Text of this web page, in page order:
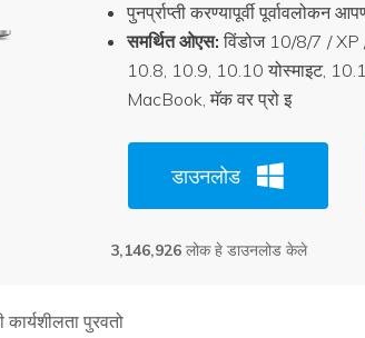
पुनर्प्राप्ती करण्यापूर्वी पूर्वावलोकन
समर्थित ओएस: विंडोज 10/8/7 /
10.8, 10.9, 10.10 योस्माइट,
MacBook, मॅक वर प्रो इ
डाउनलोड
3,146,926 लोक हे डाउनलोड केले
पुरवतो